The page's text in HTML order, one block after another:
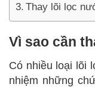
Thay lõi lọc
Vì sao cần
Có nhiều loại lõi
nhiệm những